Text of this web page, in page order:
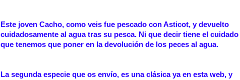
Este joven Cacho, como veis fue pescado con Asticot, y devuelto
cuidadosamente al agua tras su pesca. Ni que decir tiene el cuidado
que tenemos que poner en la devolución de los peces al agua.
La segunda especie que os envío, es una clásica ya en esta web, y